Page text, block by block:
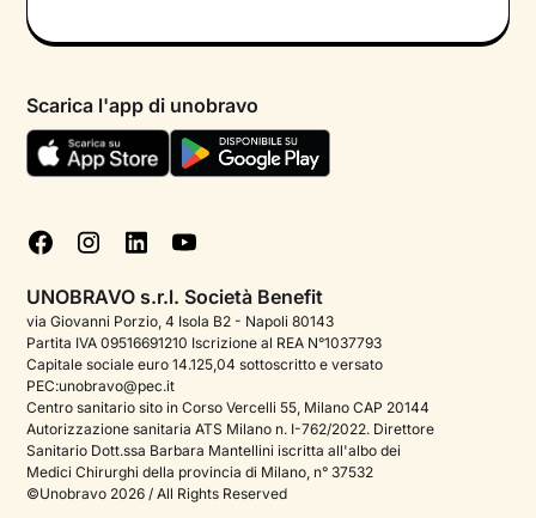
Psicologo in chat
Aiuto urgente
FAQ
Podcast di psicologia
Corporate
Psicologo italiano all'estero
Sala stampa
Bandi e premi
Termini e condizioni
Informativa Privacy
Cookie policy
Gestisci cookie
Scarica l'app di unobravo
UNOBRAVO s.r.l. Società Benefit
via Giovanni Porzio, 4 Isola B2 - Napoli 80143
Partita IVA 09516691210 Iscrizione al REA N°1037793
Capitale sociale euro 14.125,04 sottoscritto e versato
PEC:unobravo@pec.it
Centro sanitario sito in Corso Vercelli 55, Milano CAP 20144
Autorizzazione sanitaria ATS Milano n. I-762/2022. Direttore
Sanitario Dott.ssa Barbara Mantellini iscritta all'albo dei
Medici Chirurghi della provincia di Milano, n° 37532
©Unobravo 2026 / All Rights Reserved